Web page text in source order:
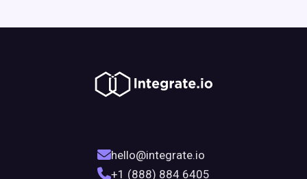
hello@integrate.io
+1 (888) 884 6405